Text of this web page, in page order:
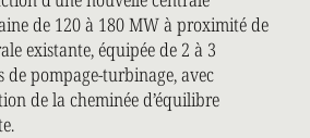
de 120 à 180 MW à proximité de
existante, équipée de 2 à 3
de pompage-turbinage, avec
de la cheminée d’équilibre